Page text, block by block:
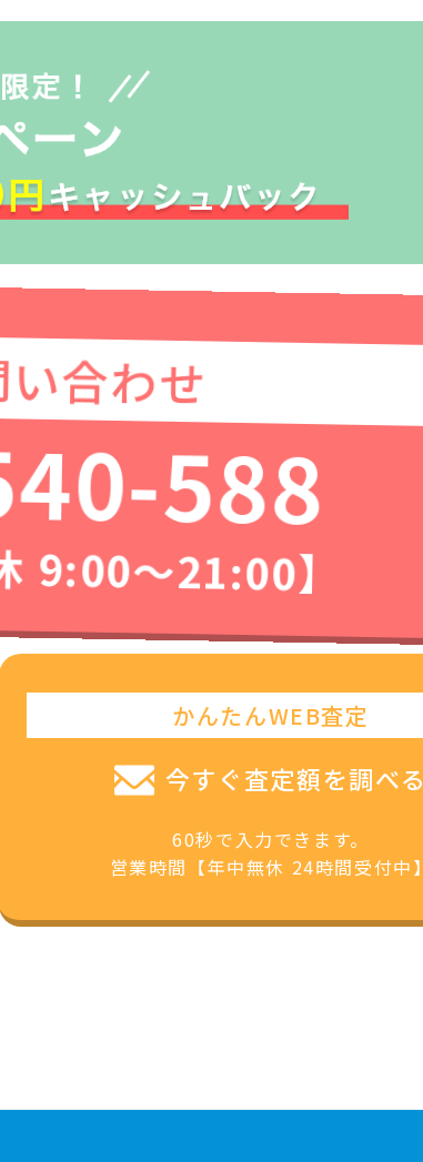
合わせ
588
9:00〜21:00】
かんたんWEB査定
今すぐ査定額を調べる
60秒で入力できます。
営業時間【年中無休 24時間受付中】